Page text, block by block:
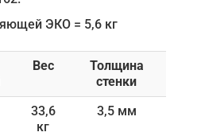
ЭКО = 5,6 кг
Вес
Толщина
стенки
33,6
кг
3,5 мм